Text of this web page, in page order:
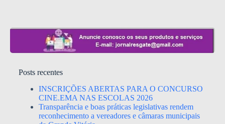
Posts recentes
INSCRIÇÕES ABERTAS PARA O CONCURSO
CINE.EMA NAS ESCOLAS 2026
Transparência e boas práticas legislativas rendem
reconhecimento a vereadores e câmaras municipais